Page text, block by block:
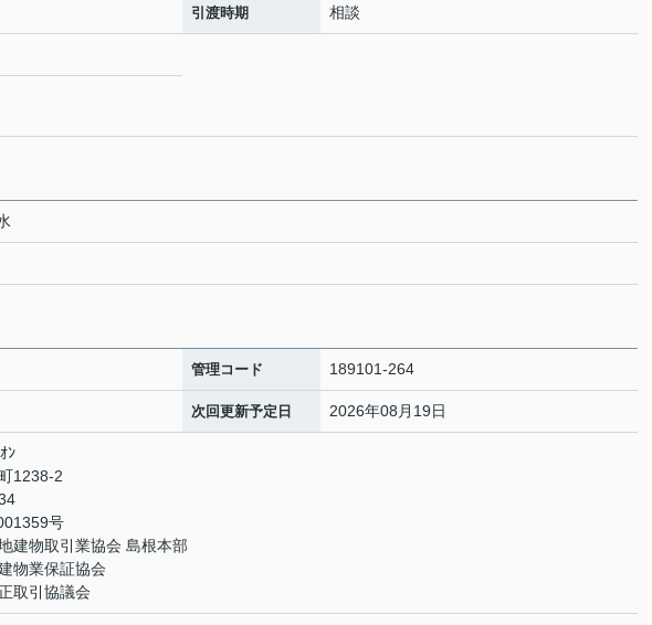
引渡時期 相談
管理コード 189101-264
次回更新予定日 2026年08月19日
ﾝ
1238-2
号
建物取引業協会 島根本部
物業保証協会
取引協議会